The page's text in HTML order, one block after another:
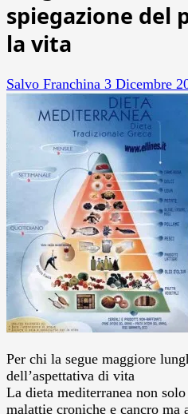
spiegazione del
la vita
Salvo Franchina 3 Dicembre
Per chi la segue maggiore
dell’aspettativa di vita
La dieta mediterranea non
malattie croniche e cancro